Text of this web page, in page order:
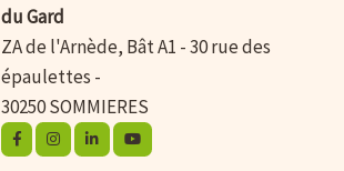
du Gard
ZA de l'Arnède, Bât A1 - 30 rue des
épaulettes -
30250 SOMMIERES